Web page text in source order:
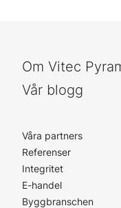
Om Vitec
Vår blogg
Våra partners
Referenser
Integritet
E-handel
Byggbranschen